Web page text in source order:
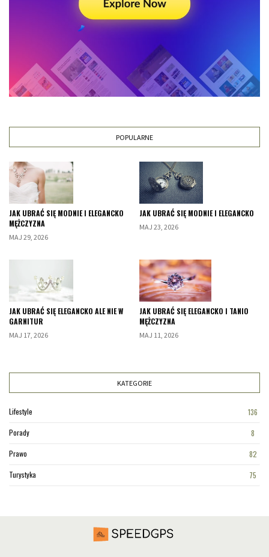
POPULARNE
JAK UBRAĆ SIĘ MODNIE I ELEGANCKO
MĘŻCZYZNA
MAJ 29, 2026
JAK UBRAĆ SIĘ MODNIE I ELEGANCKO
MAJ 23, 2026
JAK UBRAĆ SIĘ ELEGANCKO ALE NIE W
GARNITUR
MAJ 17, 2026
JAK UBRAĆ SIĘ ELEGANCKO I TANIO
MĘŻCZYZNA
MAJ 11, 2026
KATEGORIE
Lifestyle
136
Porady
8
Prawo
82
Turystyka
75